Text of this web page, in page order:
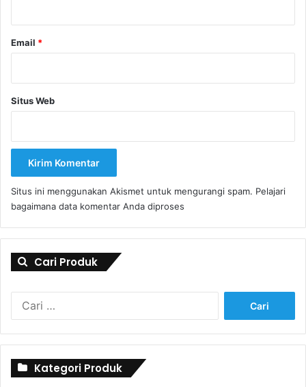
Email *
Situs Web
Situs ini menggunakan Akismet untuk mengurangi spam. Pelajari
bagaimana data komentar Anda diproses
Cari Produk
Kategori Produk